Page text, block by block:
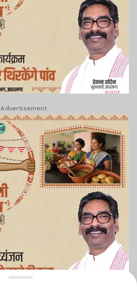
Advertisement